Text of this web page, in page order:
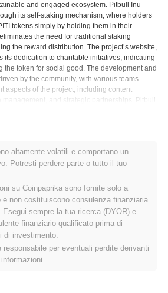
and engaged ecosystem. Pitbull Inu
its self-staking mechanism, where holders
tokens simply by holding them in their
the need for traditional staking
the reward distribution. The project’s website,
its dedication to charitable initiatives, indicating
the token for social good. The development and
by the community, with various teams
aspects of the project, including content
management, and strategic partnerships. Pitbull
applications in areas such as decentralized
to manage the self-staking and other core
transparency and security within the
should conduct thorough research to
with meme tokens and the overall
Understanding the tokenomics and the
is crucial before making any investment
community and charitable giving are key
Inu ecosystem.
FAQ – Metriche Chiave e
sul Mercato
altamente volatili e comportano un
Potresti perdere parte o tutto il tuo
su Coinpaprika sono fornite solo a
e non costituiscono consulenza finanziaria
sempre la tua ricerca (DYOR) e
finanziario qualificato prima di
di investimento.
responsabile per eventuali perdite derivanti